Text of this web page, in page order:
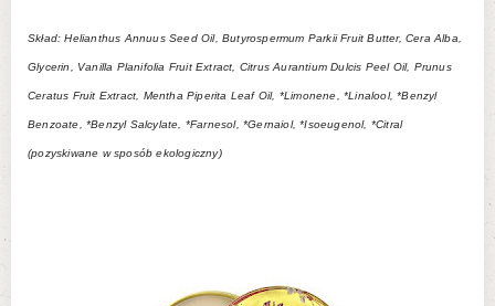
Skład: Helianthus Annuus Seed Oil, Butyrospermum Parkii Fruit Butter, Cera Alba,
Glycerin, Vanilla Planifolia Fruit Extract, Citrus Aurantium Dulcis Peel Oil, Prunus
Ceratus Fruit Extract, Mentha Piperita Leaf Oil, *Limonene, *Linalool, *Benzyl
Benzoate, *Benzyl Salcylate, *Farnesol, *Gernaiol, *Isoeugenol, *Citral
(pozyskiwane w sposób ekologiczny)